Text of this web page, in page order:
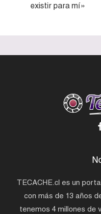
existir para mí»
TECACHE.cl es un
con más de 13 años
tenemos 4 millones de